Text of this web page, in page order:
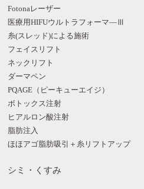
Fotonaレーザー
医療用HIFUウルトラフォーマ―Ⅲ
糸(スレッド)による施術
フェイスリフト
ネックリフト
ダーマペン
PQAGE（ピーキューエイジ）
ボトックス注射
ヒアルロン酸注射
脂肪注入
ほほアゴ脂肪吸引＋糸リフトアップ
シミ・くすみ